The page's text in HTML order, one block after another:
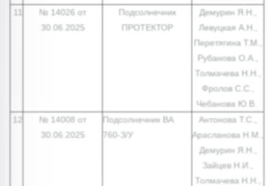
11
№ 14026 от
30.06.2025
Подсолнечник
ПРОТЕКТОР
Демурин Я.Н.,
Левуцкая А.Н.,
Перетягина Т.М.,
Рубанова О.А.,
Толмачева Н.Н.,
Фролов С.С.,
Чебанова Ю.В.
12
№ 14008 от
30.06.2025
Подсолнечник ВА
760-З/У
Антонова Т.С.,
Арасланова Н.М.,
Демурин Я.Н.,
Зайцев Н.И.,
Толмачева Н.Н.,